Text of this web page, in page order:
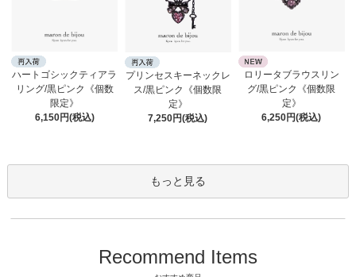
ハートゴシックティアラ
リング/黒ピンク《個数
限定》
6,150円(税込)
プリンセスキーネックレ
ス/黒ピンク《個数限
定》
7,250円(税込)
ロリータブラウスリン
グ/黒ピンク《個数限
定》
6,250円(税込)
もっと見る
Recommend Items